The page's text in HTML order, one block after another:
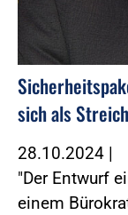
sich als
28.10.2024 |
"Der Entwurf
einem